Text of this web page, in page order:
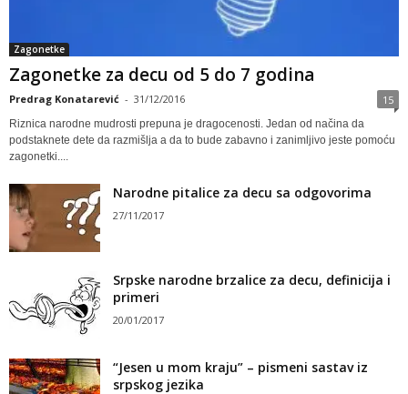
Zagonetke
Zagonetke za decu od 5 do 7 godina
Predrag Konatarević - 31/12/2016 15
Riznica narodne mudrosti prepuna je dragocenosti. Jedan od načina da
podstaknete dete da razmišlja a da to bude zabavno i zanimljivo jeste pomoću
zagonetki....
Narodne pitalice za decu sa odgovorima
27/11/2017
Srpske narodne brzalice za decu, definicija i
primeri
20/01/2017
“Jesen u mom kraju” – pismeni sastav iz
srpskog jezika